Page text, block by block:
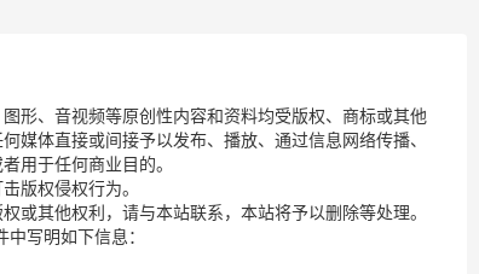
形、音视频等原创性内容和资料均受版权、商标或其他
媒体直接或间接予以发布、播放、通过信息网络传播、
用于任何商业目的。
版权侵权行为。
或其他权利，请与本站联系，本站将予以删除等处理。
写明如下信息：